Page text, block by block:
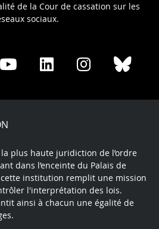
de la Cour de cassation sur les
sociaux.
Share
Youtube
Share
LinkedIn
Share
Instagram
plus haute juridiction de l’ordre
dans l’enceinte du Palais de
institution remplit une mission
l'interprétation des lois.
ainsi à chacun une égalité de